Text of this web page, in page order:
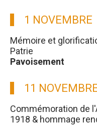
1 NOVEMBRE
Mémoire et
Patrie
Pavoisement
11
Commémoration de
1918 & hommage